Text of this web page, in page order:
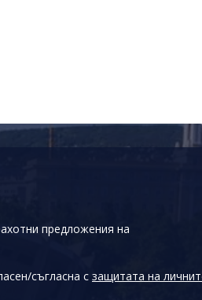
предложения на
съгласна с защитата на